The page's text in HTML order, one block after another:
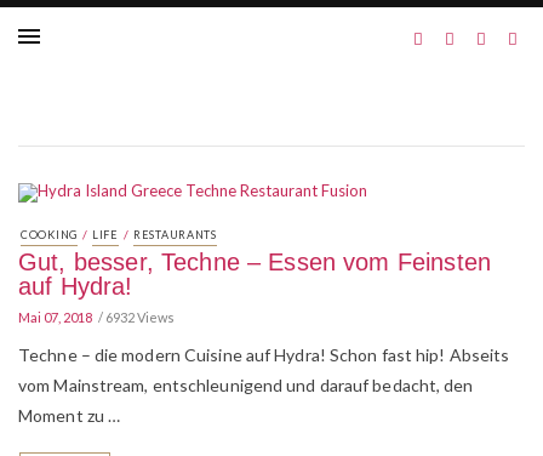
COOKING / LIFE / RESTAURANTS
Gut, besser, Techne – Essen vom Feinsten
auf Hydra!
Mai 07, 2018 6932 Views
Techne – die modern Cuisine auf Hydra! Schon fast hip! Abseits
vom Mainstream, entschleunigend und darauf bedacht, den
Moment zu …